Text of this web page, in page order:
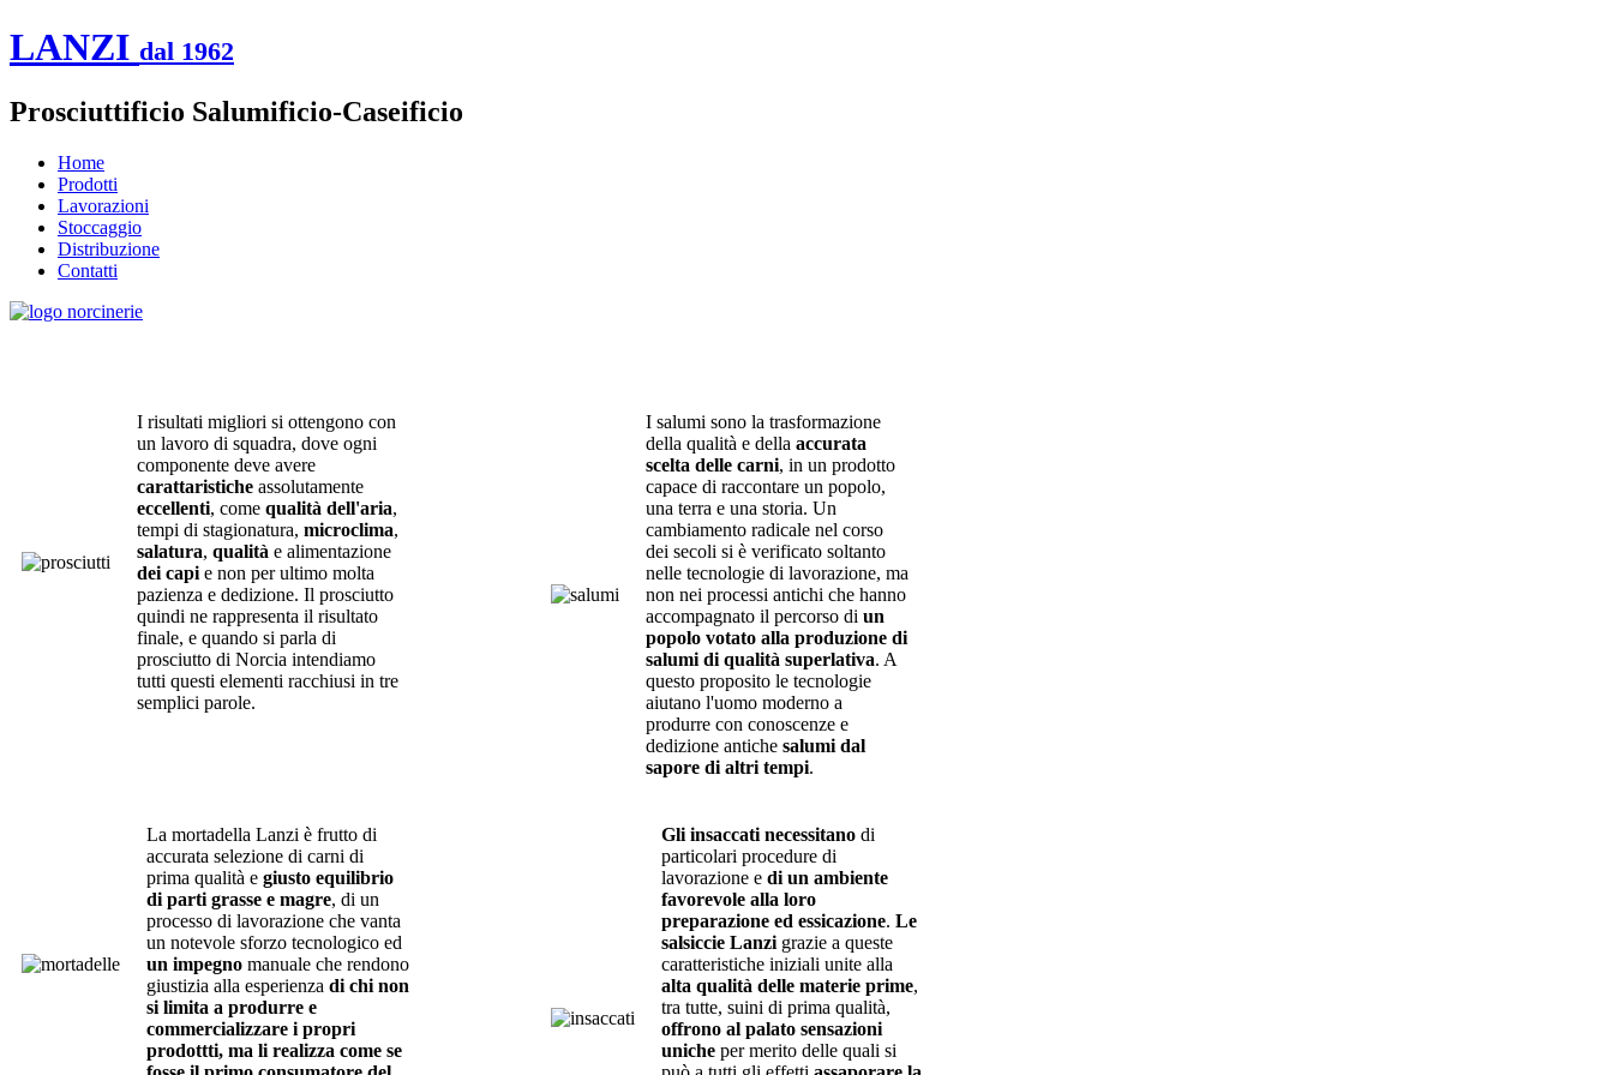
LANZI dal 1962
Prosciuttificio Salumificio-Caseificio
Home
Prodotti
Lavorazioni
Stoccaggio
Distribuzione
Contatti
I risultati migliori si ottengono con
un lavoro di squadra, dove ogni
componente deve avere
carattaristiche assolutamente
eccellenti, come qualità dell'aria,
tempi di stagionatura, microclima,
salatura, qualità e alimentazione
dei capi e non per ultimo molta
pazienza e dedizione. Il prosciutto
quindi ne rappresenta il risultato
finale, e quando si parla di
prosciutto di Norcia intendiamo
tutti questi elementi racchiusi in tre
semplici parole.
I salumi sono la trasformazione
della qualità e della accurata
scelta delle carni, in un prodotto
capace di raccontare un popolo,
una terra e una storia. Un
cambiamento radicale nel corso
dei secoli si è verificato soltanto
nelle tecnologie di lavorazione, ma
non nei processi antichi che hanno
accompagnato il percorso di un
popolo votato alla produzione di
salumi di qualità superlativa. A
questo proposito le tecnologie
aiutano l'uomo moderno a
produrre con conoscenze e
dedizione antiche salumi dal
sapore di altri tempi.
La mortadella Lanzi è frutto di
accurata selezione di carni di
prima qualità e giusto equilibrio
di parti grasse e magre, di un
processo di lavorazione che vanta
un notevole sforzo tecnologico ed
un impegno manuale che rendono
giustizia alla esperienza di chi non
si limita a produrre e
commercializzare i propri
prodottti, ma li realizza come se
Gli insaccati necessitano di
particolari procedure di
lavorazione e di un ambiente
favorevole alla loro
preparazione ed essicazione. Le
salsiccie Lanzi grazie a queste
caratteristiche iniziali unite alla
alta qualità delle materie prime,
tra tutte, suini di prima qualità,
offrono al palato sensazioni
uniche per merito delle quali si